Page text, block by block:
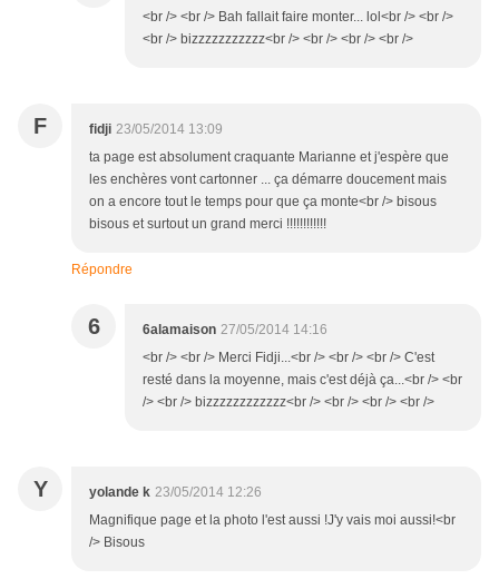
<br /> <br /> Bah fallait faire monter... lol<br /> <br />
<br /> bizzzzzzzzzzz<br /> <br /> <br /> <br />
F fidji 23/05/2014 13:09
ta page est absolument craquante Marianne et j'espère que
les enchères vont cartonner ... ça démarre doucement mais
on a encore tout le temps pour que ça monte<br /> bisous
bisous et surtout un grand merci !!!!!!!!!!!!
Répondre
6 6alamaison 27/05/2014 14:16
<br /> <br /> Merci Fidji...<br /> <br /> <br /> C'est
resté dans la moyenne, mais c'est déjà ça...<br /> <br
/> <br /> bizzzzzzzzzzzz<br /> <br /> <br /> <br />
Y yolande k 23/05/2014 12:26
Magnifique page et la photo l'est aussi !J'y vais moi aussi!<br
/> Bisous